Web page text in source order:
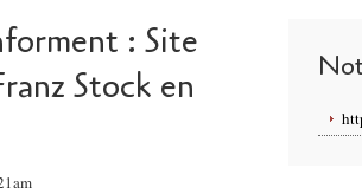
: Site
Stock en